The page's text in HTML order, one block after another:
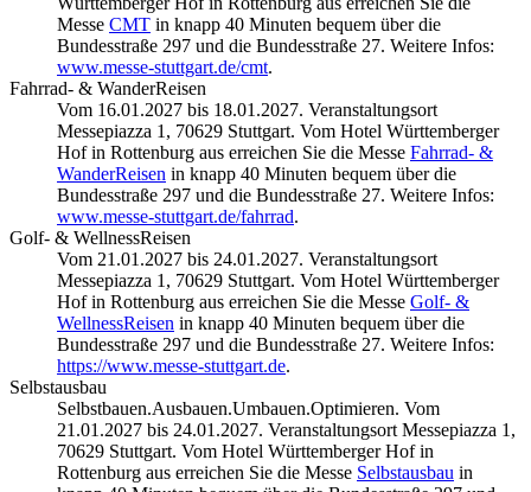
Messe CMT in knapp 40 Minuten bequem über die
Bundesstraße 297 und die Bundesstraße 27. Weitere Infos:
www.messe-stuttgart.de/cmt.
Fahrrad- & WanderReisen
Vom 16.01.2027 bis 18.01.2027. Veranstaltungsort
Messepiazza 1, 70629 Stuttgart. Vom Hotel Württemberger
Hof in Rottenburg aus erreichen Sie die Messe Fahrrad- &
WanderReisen in knapp 40 Minuten bequem über die
Bundesstraße 297 und die Bundesstraße 27. Weitere Infos:
www.messe-stuttgart.de/fahrrad.
Golf- & WellnessReisen
Vom 21.01.2027 bis 24.01.2027. Veranstaltungsort
Messepiazza 1, 70629 Stuttgart. Vom Hotel Württemberger
Hof in Rottenburg aus erreichen Sie die Messe Golf- &
WellnessReisen in knapp 40 Minuten bequem über die
Bundesstraße 297 und die Bundesstraße 27. Weitere Infos:
https://www.messe-stuttgart.de.
Selbstausbau
Selbstbauen.Ausbauen.Umbauen.Optimieren. Vom
21.01.2027 bis 24.01.2027. Veranstaltungsort Messepiazza 1,
70629 Stuttgart. Vom Hotel Württemberger Hof in
Rottenburg aus erreichen Sie die Messe Selbstausbau in